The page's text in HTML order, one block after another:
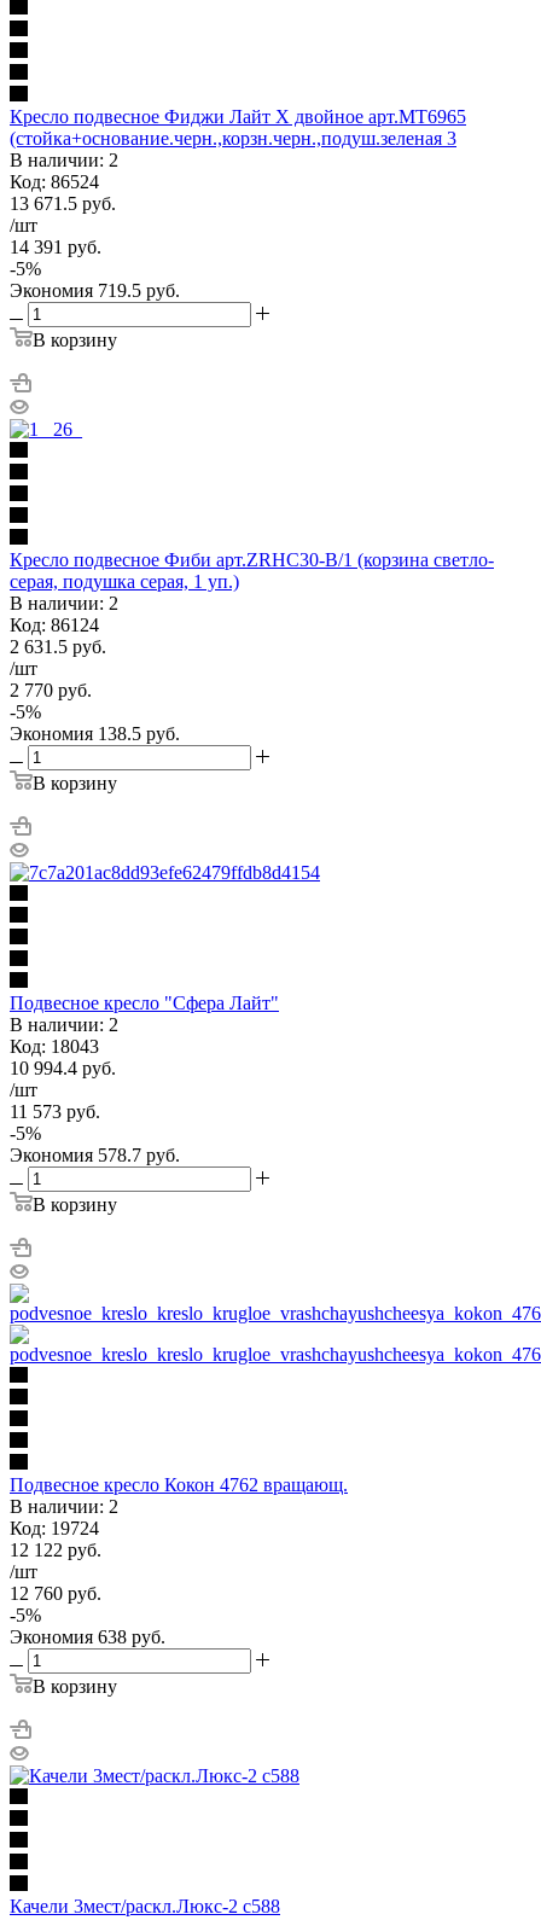
Кресло подвесное Фиджи Лайт Х двойное арт.МТ6965
(стойка+основание.черн.,корзн.черн.,подуш.зеленая 3
В наличии: 2
Код: 86524
13 671.5 руб.
/шт
14 391 руб.
-5%
Экономия 719.5 руб.
В корзину
Кресло подвесное Фиби арт.ZRHC30-B/1 (корзина светло-
серая, подушка серая, 1 уп.)
В наличии: 2
Код: 86124
2 631.5 руб.
/шт
2 770 руб.
-5%
Экономия 138.5 руб.
В корзину
Подвесное кресло "Сфера Лайт"
В наличии: 2
Код: 18043
10 994.4 руб.
/шт
11 573 руб.
-5%
Экономия 578.7 руб.
В корзину
Подвесное кресло Кокон 4762 вращающ.
В наличии: 2
Код: 19724
12 122 руб.
/шт
12 760 руб.
-5%
Экономия 638 руб.
В корзину
Качели 3мест/раскл.Люкс-2 с588